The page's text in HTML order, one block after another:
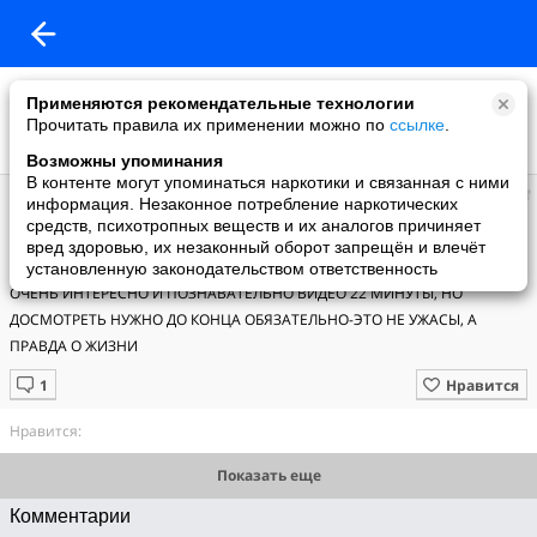
Применяются рекомендательные технологии
Прочитать правила их применении можно по ссылке
Возможны упоминания
В контенте могут упоминаться наркотики и связанная с ними
информация. Незаконное потребление наркотических
средств, психотропных веществ и их аналогов причиняет
вред здоровью, их незаконный оборот запрещён и влечёт
установленную законодательством ответственность
Андрей
добавил видео
30.08.2009
ЭТО ДОЛЖЕН ЗНАТЬ КАЖДЫЙ!!!! И ВИДЕТЬ КАЖДЫЙ!!!!
ОЧЕНЬ ИНТЕРЕСНО И ПОЗНАВАТЕЛЬНО ВИДЕО 22 МИНУТЫ, НО
ДОСМОТРЕТЬ НУЖНО ДО КОНЦА ОБЯЗАТЕЛЬНО-ЭТО НЕ УЖАСЫ, А
ПРАВДА О ЖИЗНИ
Нравится
Нравится:
Показать еще
Комментарии